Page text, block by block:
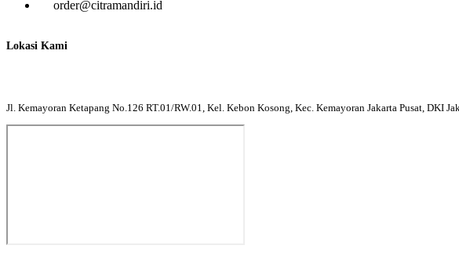
order@citramandiri.id
Lokasi Kami
Jl. Kemayoran Ketapang No.126 RT.01/RW.01, Kel. Kebon Kosong, Kec. Kemayoran Jakarta Pusat, DKI